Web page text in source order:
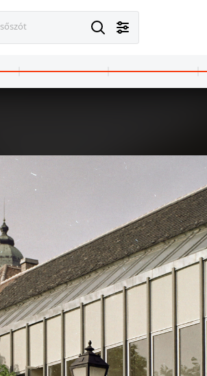
· Budapest XV. · Újpalota
köz 4., Kavicsos Közi Általános Iskola, a "Lila iskola" (később László Gyula Gimnázium és Általános Iskola) aulája.
· Városliget,Budapesti Nemzetközi Vásár
Művek szabadtéri kiállítása és pavilonja.
1972 · Budapest XIV. · Városliget,Budapesti Nemzetközi Vásár
az AURAS Gyár szervizfelszereléseket bemutató kiállítása.